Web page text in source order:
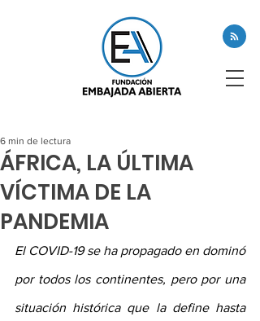
ÁFRICA, LA ÚLTIMA
VÍCTIMA DE LA
PANDEMIA
6 min de lectura
El COVID-19 se ha propagado en dominó
por todos los continentes, pero por una
situación histórica que la define hasta